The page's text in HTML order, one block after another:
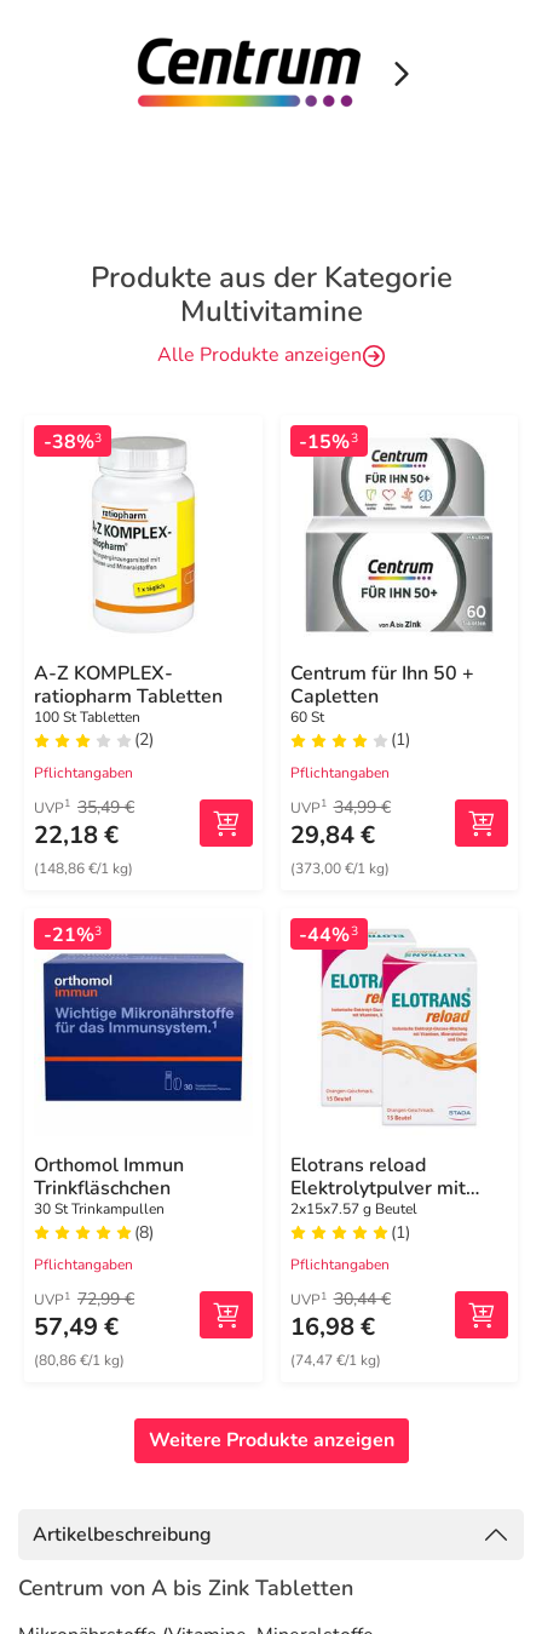
Produkte aus der Kategorie
Multivitamine
Alle Produkte anzeigen
-38%3
A-Z KOMPLEX-
ratiopharm Tabletten
100 St Tabletten
(2)
Pflichtangaben
UVP1 35,49 €
22,18 €
(148,86 €/1 kg)
-15%3
Centrum für Ihn 50 +
Capletten
60 St
(1)
Pflichtangaben
UVP1 34,99 €
29,84 €
(373,00 €/1 kg)
-21%3
Orthomol Immun
Trinkfläschchen
30 St Trinkampullen
(8)
Pflichtangaben
UVP1 72,99 €
57,49 €
(80,86 €/1 kg)
-44%3
Elotrans reload
Elektrolytpulver mit
Vitaminen
2x15x7.57 g Beutel
(1)
Pflichtangaben
UVP1 30,44 €
16,98 €
(74,47 €/1 kg)
Weitere Produkte anzeigen
Artikelbeschreibung
Centrum von A bis Zink Tabletten